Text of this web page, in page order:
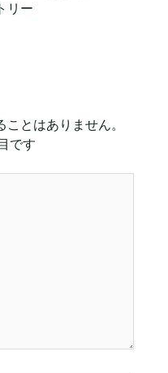
リー
とはありません。
です